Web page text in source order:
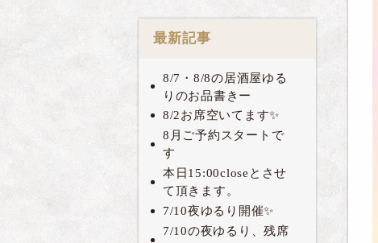
最新記事
8/7・8/8の居酒屋ゆる
りのお品書きー
8/2お席空いてます✨
8月ご予約スタートで
す
本日15:00closeとさせ
て頂きます。
7/10夜ゆるり開催✨
7/10の夜ゆるり、残席